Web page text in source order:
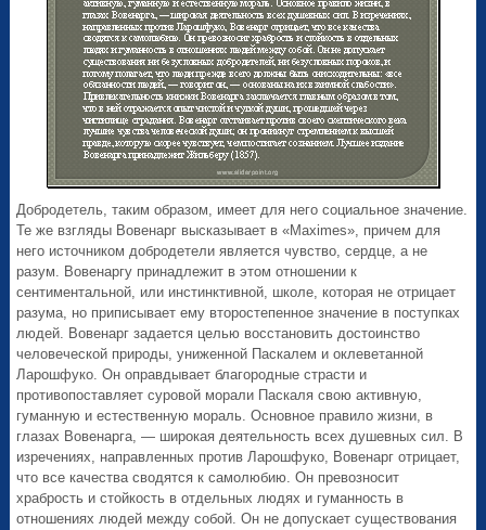
Добродетель, таким образом, имеет для него социальное значение.
Те же взгляды Вовенарг высказывает в «Maximes», причем для
него источником добродетели является чувство, сердце, а не
разум. Вовенаргу принадлежит в этом отношении к
сентиментальной, или инстинктивной, школе, которая не отрицает
разума, но приписывает ему второстепенное значение в поступках
людей. Вовенарг задается целью восстановить достоинство
человеческой природы, униженной Паскалем и оклеветанной
Ларошфуко. Он оправдывает благородные страсти и
противопоставляет суровой морали Паскаля свою активную,
гуманную и естественную мораль. Основное правило жизни, в
глазах Вовенарга, — широкая деятельность всех душевных сил. В
изречениях, направленных против Ларошфуко, Вовенарг отрицает,
что все качества сводятся к самолюбию. Он превозносит
храбрость и стойкость в отдельных людях и гуманность в
отношениях людей между собой. Он не допускает существования